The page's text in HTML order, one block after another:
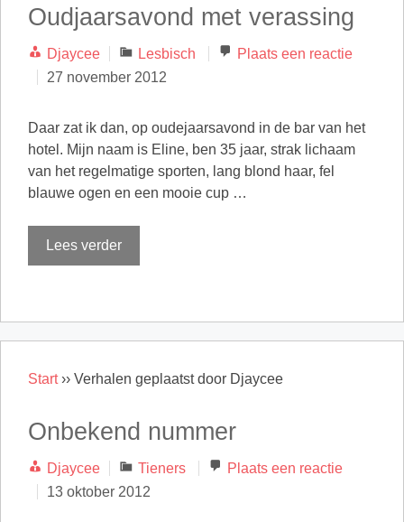
Oudjaarsavond met verassing
Djaycee Categorieën
Lesbisch
Plaats een reactie
27 november 2012
Daar zat ik dan, op oudejaarsavond in de bar van het
hotel. Mijn naam is Eline, ben 35 jaar, strak lichaam
van het regelmatige sporten, lang blond haar, fel
blauwe ogen en een mooie cup …
Lees verder
Start›› Verhalen geplaatst door Djaycee
Onbekend nummer
Djaycee Categorieën
Tieners
Plaats een reactie
13 oktober 2012